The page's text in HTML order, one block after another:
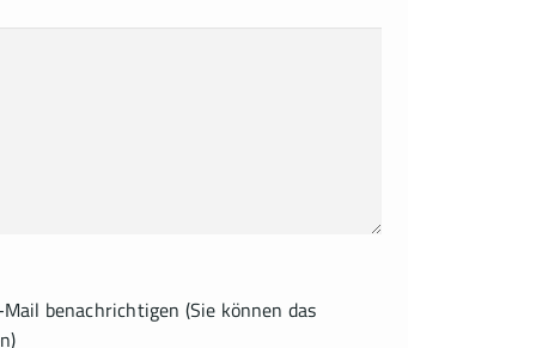
benachrichtigen (Sie können das